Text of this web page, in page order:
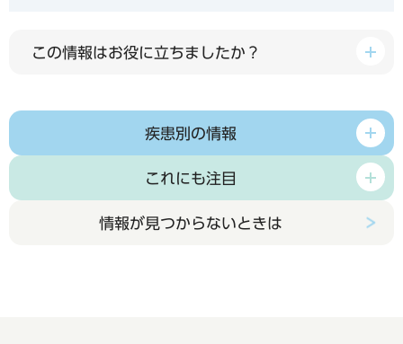
この情報はお役に立ちましたか？
疾患別の情報
これにも注目
情報が見つからないときは